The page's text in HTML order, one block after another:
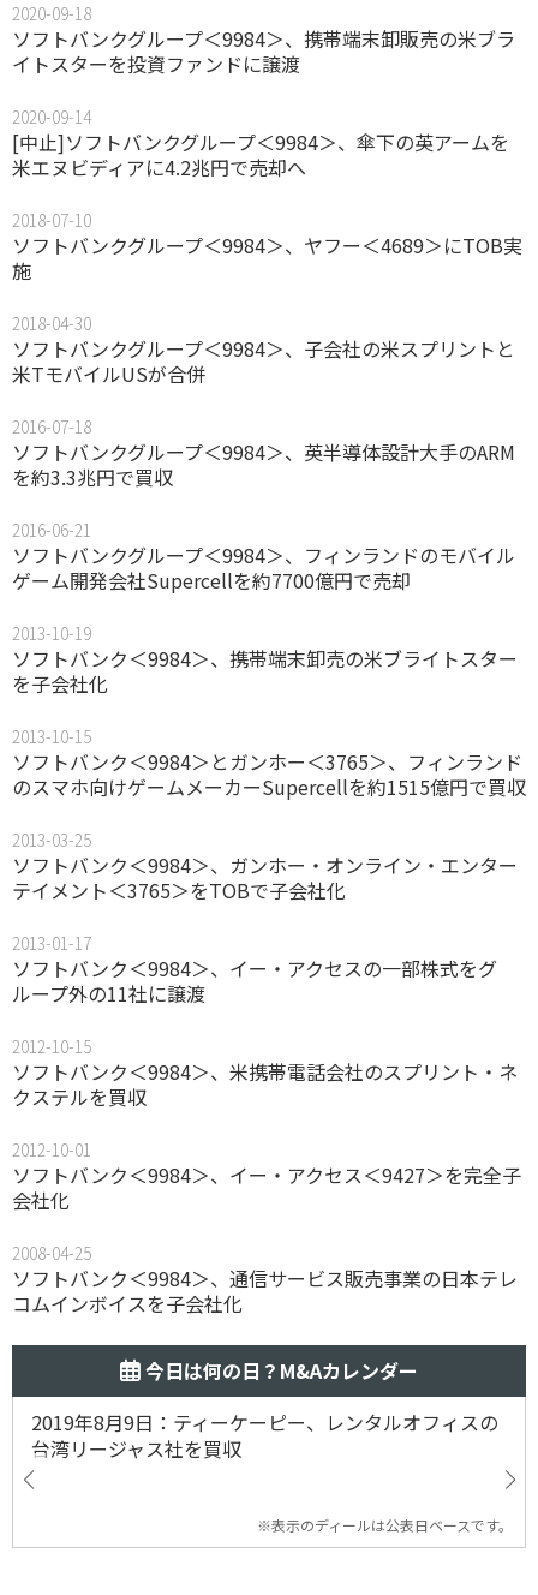
2020-09-18
ソフトバンクグループ＜9984＞、携帯端末卸販売の米ブラ
イトスターを投資ファンドに譲渡
2020-09-14
[中止]ソフトバンクグループ＜9984＞、傘下の英アームを
米エヌビディアに4.2兆円で売却へ
2018-07-10
ソフトバンクグループ＜9984＞、ヤフー＜4689＞にTOB実
施
2018-04-30
ソフトバンクグループ＜9984＞、子会社の米スプリントと
米TモバイルUSが合併
2016-07-18
ソフトバンクグループ＜9984＞、英半導体設計大手のARM
を約3.3兆円で買収
2016-06-21
ソフトバンクグループ＜9984＞、フィンランドのモバイル
ゲーム開発会社Supercellを約7700億円で売却
2013-10-19
ソフトバンク＜9984＞、携帯端末卸売の米ブライトスター
を子会社化
2013-10-15
ソフトバンク＜9984＞とガンホー＜3765＞、フィンランド
のスマホ向けゲームメーカーSupercellを約1515億円で買収
2013-03-25
ソフトバンク＜9984＞、ガンホー・オンライン・エンター
テイメント＜3765＞をTOBで子会社化
2013-01-17
ソフトバンク＜9984＞、イー・アクセスの一部株式をグ
ループ外の11社に譲渡
2012-10-15
ソフトバンク＜9984＞、米携帯電話会社のスプリント・ネ
クステルを買収
2012-10-01
ソフトバンク＜9984＞、イー・アクセス＜9427＞を完全子
会社化
2008-04-25
ソフトバンク＜9984＞、通信サービス販売事業の日本テレ
コムインボイスを子会社化
今日は何の日？M&Aカレンダー
2019年8月9日：ティーケーピー、レンタルオフィスの
台湾リージャス社を買収
※表示のディールは公表日ベースです。